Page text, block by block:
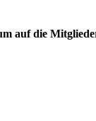
auf die